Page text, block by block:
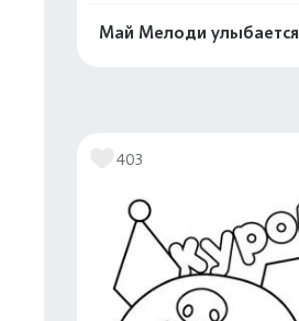
Май Мелоди улыбается
403